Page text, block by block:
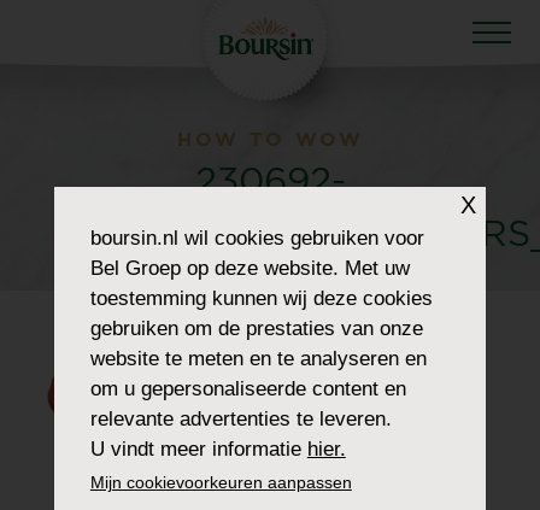
HOW TO WOW
230692-
X
boursin.nl wil cookies gebruiken voor
Bel Groep op deze website. Met uw
toestemming kunnen wij deze cookies
gebruiken om de prestaties van onze
website te meten en te analyseren en
om u gepersonaliseerde content en
relevante advertenties te leveren.
U vindt meer informatie hier.
Mijn cookievoorkeuren aanpassen